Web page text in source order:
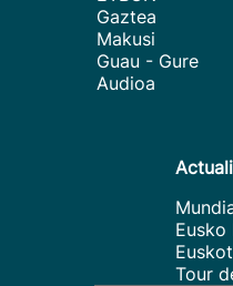
Gaztea
Makusi
Guau - Gure
Audioa
Eusko
Tour